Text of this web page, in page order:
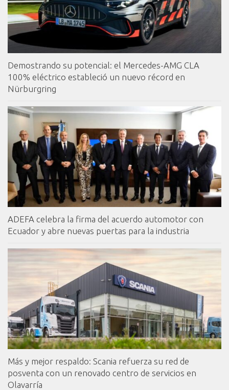
Demostrando su potencial: el Mercedes-AMG CLA
100% eléctrico estableció un nuevo récord en
Nürburgring
ADEFA celebra la firma del acuerdo automotor con
Ecuador y abre nuevas puertas para la industria
Más y mejor respaldo: Scania refuerza su red de
posventa con un renovado centro de servicios en
Olavarría